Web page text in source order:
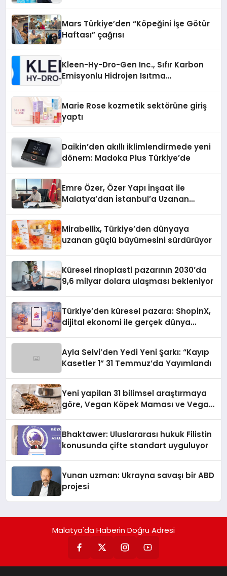
Mars Türkiye’den “Köpeğini İşe Götür
Haftası” çağrısı
Kleen-Hy-Dro-Gen Inc., Sıfır Karbon
Emisyonlu Hidrojen Isıtma
Marie Rose kozmetik sektörüne giriş
yaptı
Daikin’den akıllı iklimlendirmede yeni
dönem: Madoka Plus Türkiye’de
Emre Özer, Özer Yapı İnşaat ile
Malatya’dan İstanbul’a Uzanan
Mirabellix, Türkiye’den dünyaya
uzanan güçlü büyümesini sürdürüyor
Küresel rinoplasti pazarının 2030’da
9,6 milyar dolara ulaşması bekleniyor
Türkiye’den küresel pazara: ShopinX,
dijital ekonomi ile gerçek dünya
Ayla Selvi’den Yedi Yeni Şarkı: “Kayıp
Kasetler 1” 31 Temmuz’da Yayımlandı
Yeni yapilan 31 bilimsel araştırmaya
göre, Vegan Köpek Maması ve Vegan
Bhaktawer: Uluslararası hukuk Filistin
konusunda çifte standart uyguluyor
Yunan uzman: Ukrayna savaşı bir ABD
projesi
Malatya'da Haberin Doğru Adresi